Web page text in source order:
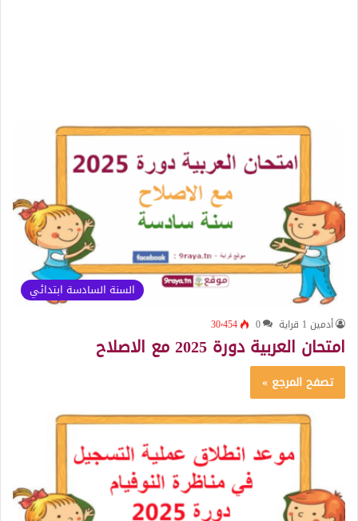
السنة السادسة ابتدائي
أدمين 1 قراية 0 30٬454
امتحان العربية دورة 2025 مع الاصلاح
تصفح المرجع »